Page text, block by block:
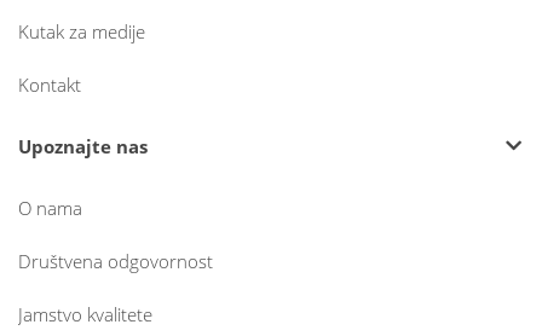
Kutak za medije
Kontakt
Upoznajte nas
O nama
Društvena odgovornost
Jamstvo kvalitete